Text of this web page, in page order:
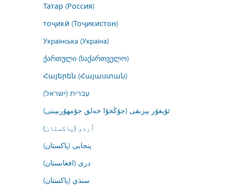
Татар (Россия)
тоҷикӣ (Тоҷикистон)
Українська (Україна)
ქართული (საქართველო)
Հայերեն (Հայաստան)
עברית (ישראל)
ئۇيغۇر يېزىقى (جۇڭخۇا خەلق جۇمھۇرىيىتى)
اُردو (پاکستان)
پنجابی (پاکستان)
درى (افغانستان)
سنڌي (پاکستان)